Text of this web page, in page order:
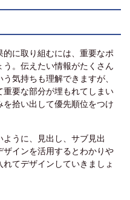
に取り組むには、重要なポ
。伝えたい情報がたくさん
気持ちも理解できますが、
要な部分が埋もれてしまい
を拾い出して優先順位をつけ
うに、見出し、サブ見出
ザインを活用するとわかりや
てデザインしていきましょ